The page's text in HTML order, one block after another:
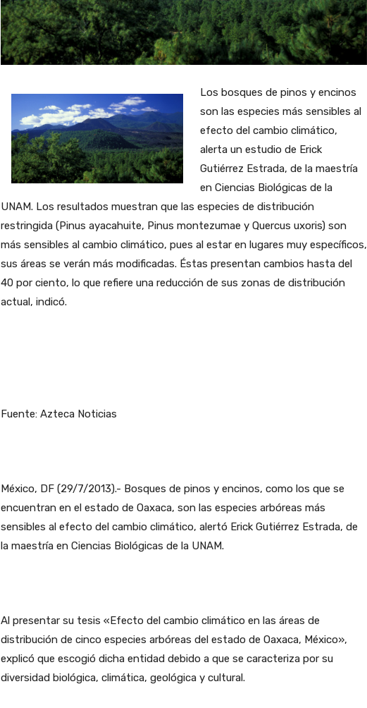
Los bosques de pinos y encinos
son las especies más sensibles al
efecto del cambio climático,
alerta un estudio de Erick
Gutiérrez Estrada, de la maestría
en Ciencias Biológicas de la
UNAM. Los resultados muestran que las especies de distribución
restringida (Pinus ayacahuite, Pinus montezumae y Quercus uxoris) son
más sensibles al cambio climático, pues al estar en lugares muy específicos,
sus áreas se verán más modificadas. Éstas presentan cambios hasta del
40 por ciento, lo que refiere una reducción de sus zonas de distribución
actual, indicó.
Fuente: Azteca Noticias
México, DF (29/7/2013).- Bosques de pinos y encinos, como los que se
encuentran en el estado de Oaxaca, son las especies arbóreas más
sensibles al efecto del cambio climático, alertó Erick Gutiérrez Estrada, de
la maestría en Ciencias Biológicas de la UNAM.
Al presentar su tesis «Efecto del cambio climático en las áreas de
distribución de cinco especies arbóreas del estado de Oaxaca, México»,
explicó que escogió dicha entidad debido a que se caracteriza por su
diversidad biológica, climática, geológica y cultural.